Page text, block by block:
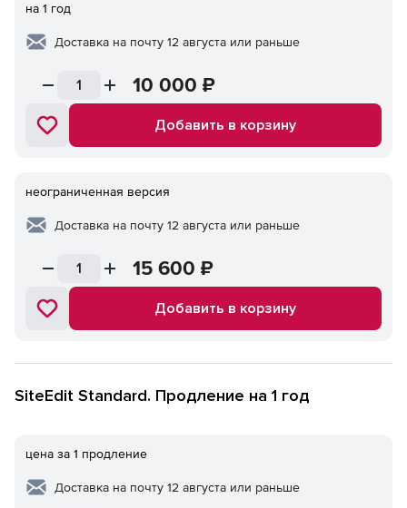
на 1 год
Доставка на почту 12 августа или раньше
10 000 ₽
Добавить в корзину
неограниченная версия
Доставка на почту 12 августа или раньше
15 600 ₽
Добавить в корзину
SiteEdit Standard. Продление на 1 год
цена за 1 продление
Доставка на почту 12 августа или раньше